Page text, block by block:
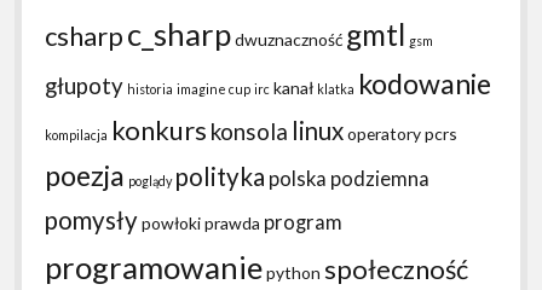
csharpc_sharpdwuznaczność gmtl gsm
głupoty historia imagine cup irc kanał klatka kodowanie
kompilacja konkurs konsola linuxoperatorypcrs
poezja poglądy polityka polska podziemna
pomysłypowłokiprawda program
programowaniepython społeczność